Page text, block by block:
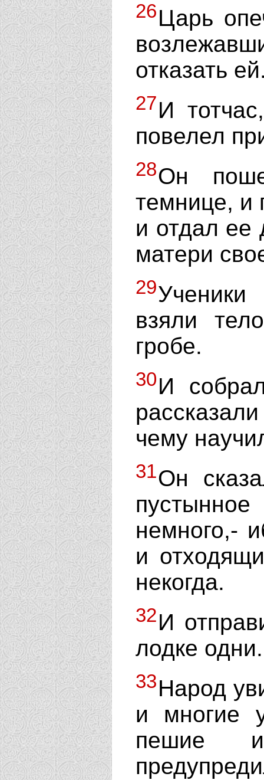
26Царь
отказать
27И
повелел
28Он
темнице, и
и отдал ее
матери
29
взяли
гробе.
30И
чему
31Он
немного,-
и
некогда.
32И
лодке одни.
33Народ
и многие
пешие